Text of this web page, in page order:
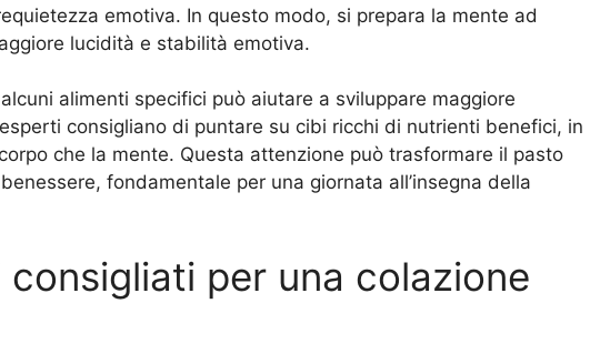
emotiva. In questo modo, si prepara la mente ad
lucidità e stabilità emotiva.
alimenti specifici può aiutare a sviluppare maggiore
consigliano di puntare su cibi ricchi di nutrienti benefici, in
che la mente. Questa attenzione può trasformare il pasto
fondamentale per una giornata all’insegna della
consigliati per una colazione